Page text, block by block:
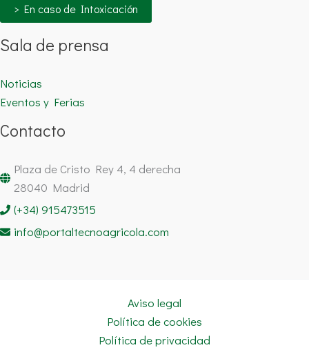
> En caso de Intoxicación
Sala de prensa
Noticias
Eventos y Ferias
Contacto
Plaza de Cristo Rey 4, 4 derecha
28040 Madrid
(+34) 915473515
info@portaltecnoagricola.com
Aviso legal
Política de cookies
Política de privacidad